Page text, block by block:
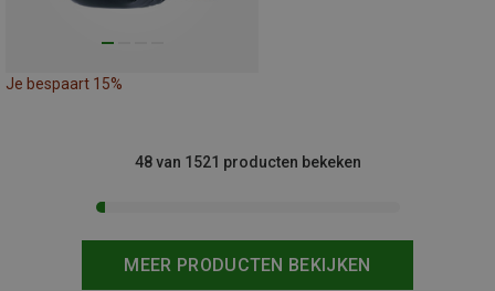
Je bespaart 15%
MEER PRODUCTEN BEKIJKEN
48 van 1521 producten bekeken